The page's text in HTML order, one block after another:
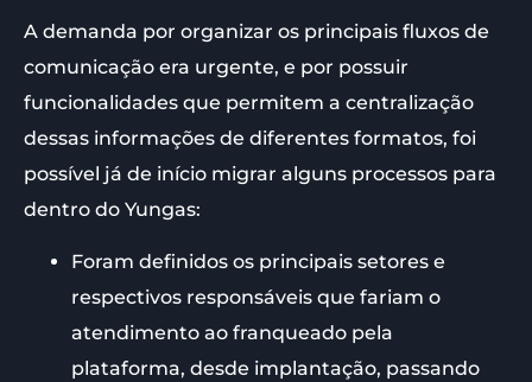
A demanda por organizar os principais fluxos de
comunicação era urgente, e por possuir
funcionalidades que permitem a centralização
dessas informações de diferentes formatos, foi
possível já de início migrar alguns processos para
dentro do Yungas:
Foram definidos os principais setores e
respectivos responsáveis que fariam o
atendimento ao franqueado pela
plataforma, desde implantação, passando